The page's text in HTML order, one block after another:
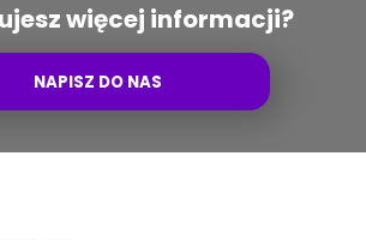
więcej informacji?
NAPISZ DO NAS